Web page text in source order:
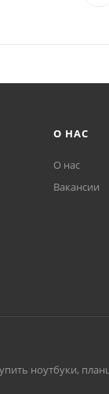
О НАС
О нас
Вакансии
ноутбуки,